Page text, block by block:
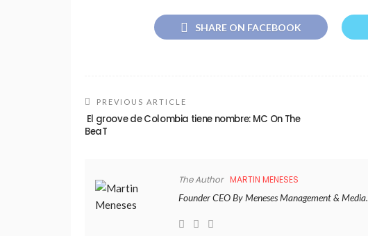
SHARE ON FACEBOOK
PREVIOUS ARTICLE
El groove de Colombia tiene nombre: MC On The
BeaT
The Author MARTIN MENESES
Founder CEO By Meneses Management & Media.